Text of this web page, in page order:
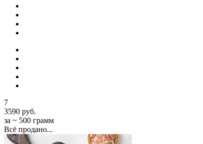
7
3590 руб.
за ~ 500 грамм
Всё продано...